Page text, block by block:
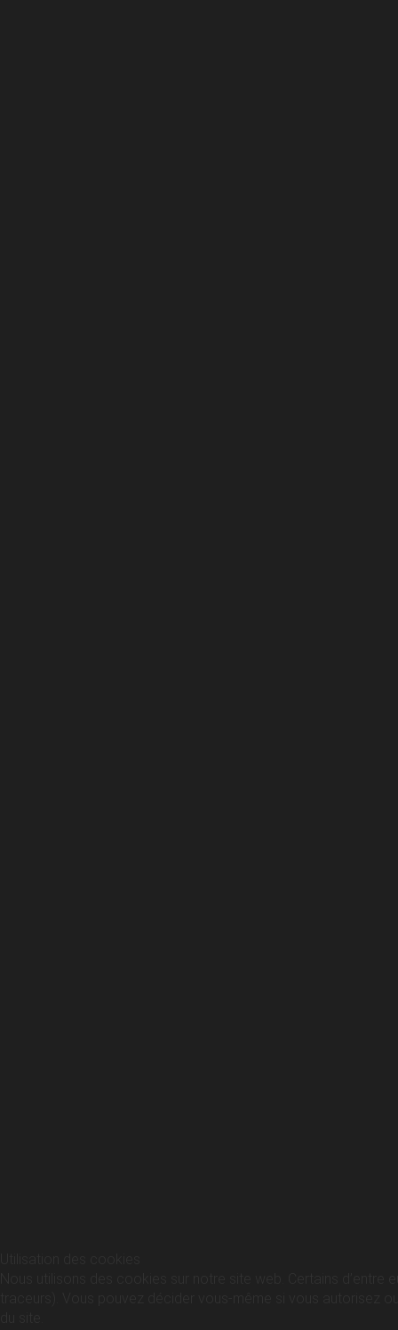
Nous utilisons des cookies sur notre site web. Certains
traceurs). Vous pouvez décider vous-même si vous autorisez